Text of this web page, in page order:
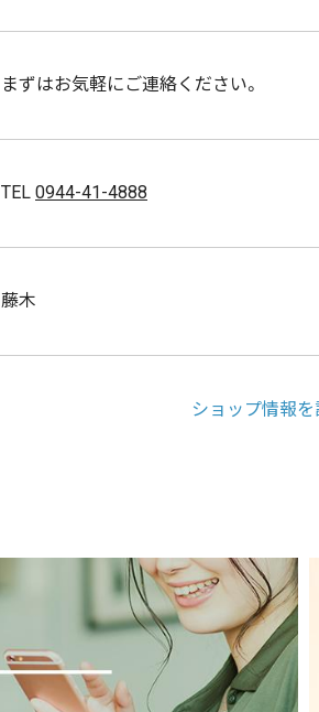
まずはお気軽にご連絡ください。
TEL 0944-41-4888
藤木
ショップ情報